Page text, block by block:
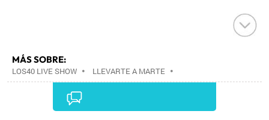
MÁS SOBRE:
LOS40 LIVE SHOW • LLEVARTE A MARTE •
CONCIERTOS•LOS40•GRUPOS MÚSICA•
EVENTOS MUSICALES
•RADIO•AGENDA•PRISA MEDIA•